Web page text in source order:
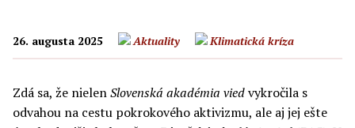
26. augusta 2025 Aktuality Klimatická kríza
Zdá sa, že nielenSlovenská akadémia viedvykročila s
odvahou na cestu pokrokového aktivizmu, ale aj jej ešte